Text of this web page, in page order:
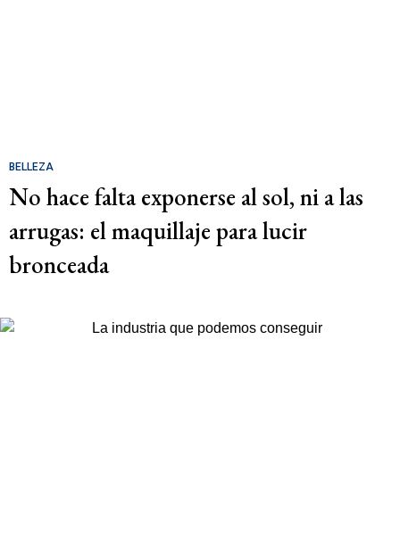
BELLEZA
No hace falta exponerse al sol, ni a las
arrugas: el maquillaje para lucir
bronceada